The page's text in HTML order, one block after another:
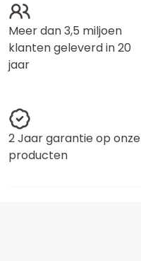
Meer dan 3,5 miljoen
klanten geleverd in 20
jaar
2 Jaar garantie op onze
producten